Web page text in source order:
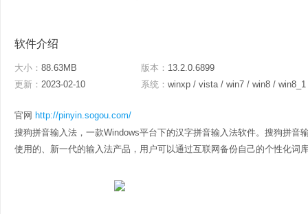
软件介绍
大小： 88.63MB 版本： 13.2.0.6899
更新： 2023-02-10 系统： winxp / vista / win7 / win8 / win8_1
官网 http://pinyin.sogou.com/
搜狗拼音输入法，一款Windows平台下的汉字拼音输入法软件。搜狗拼音
使用的、新一代的输入法产品，用户可以通过互联网备份自己的个性化词